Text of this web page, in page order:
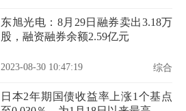
东旭光电：8月29日融券卖出3.18万
股，融资融券余额2.59亿元
2023-08-30 10:47:19 综合
日本2年期国债收益率上涨1个基点